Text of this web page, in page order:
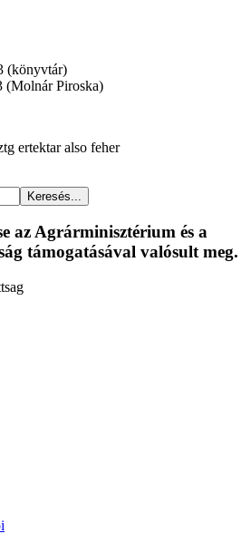
(könyvtár)
(Molnár Piroska)
Keresés...
az Agrárminisztérium és a
támogatásával valósult meg.